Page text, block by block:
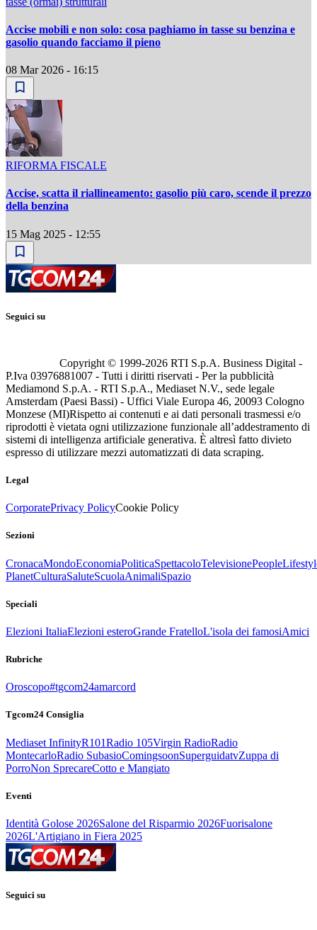
Accise mobili e non solo: cosa paghiamo in tasse su benzina e
gasolio quando facciamo il pieno
08 Mar 2026 - 16:15
RIFORMA FISCALE
Accise, scatta il riallineamento: gasolio più caro, scende il prezzo
della benzina
15 Mag 2025 - 12:55
Seguici su
Copyright © 1999-2026 RTI S.p.A. Business Digital -
P.Iva 03976881007 - Tutti i diritti riservati - Per la pubblicità
Mediamond S.p.A. - RTI S.p.A., Mediaset N.V., sede legale
Amsterdam (Paesi Bassi) - Uffici Viale Europa 46, 20093 Cologno
Monzese (MI)Rispetto ai contenuti e ai dati personali trasmessi e/o
riprodotti è vietata ogni utilizzazione funzionale all’addestramento di
sistemi di intelligenza artificiale generativa. È altresì fatto divieto
espresso di utilizzare mezzi automatizzati di data scraping.
Legal
CorporatePrivacy PolicyCookie Policy
Sezioni
CronacaMondoEconomiaPoliticaSpettacoloTelevisionePeople
PlanetCulturaSaluteScuolaAnimaliSpazio
Speciali
Elezioni ItaliaElezioni esteroGrande FratelloL'isola dei famosiAmici
Rubriche
Oroscopo#tgcom24amarcord
Tgcom24 Consiglia
Mediaset InfinityR101Radio 105Virgin RadioRadio
MontecarloRadio SubasioComingsoonSuperguidatvZuppa di
PorroNon SprecareCotto e Mangiato
Eventi
Identità Golose 2026Salone del Risparmio 2026Fuorisalone
2026L'Artigiano in Fiera 2025
Seguici su